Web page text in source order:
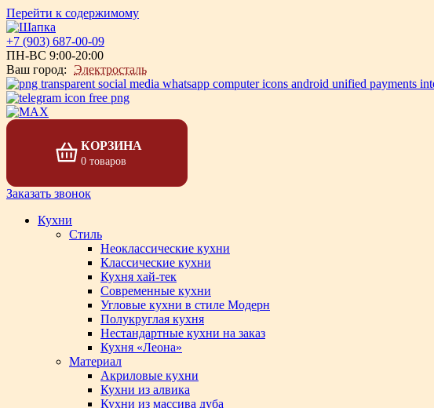
Перейти к содержимому
+7 (903) 687-00-09
ПН-ВС 9:00-20:00
Ваш город:
Электросталь
КОРЗИНА
0 товаров
Заказать звонок
Кухни
Стиль
Неоклассические кухни
Классические кухни
Кухня хай-тек
Современные кухни
Угловые кухни в стиле Модерн
Полукруглая кухня
Нестандартные кухни на заказ
Кухня «Леона»
Материал
Акриловые кухни
Кухни из алвика
Кухни из массива дуба